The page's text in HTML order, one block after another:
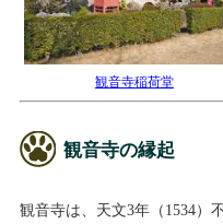
観音寺稲荷堂
観音寺の縁起
観音寺は、天文3年（1534）